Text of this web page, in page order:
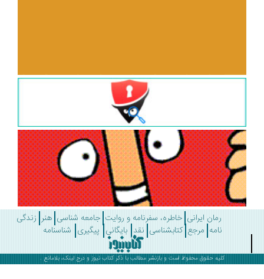
رمان ایرانی خاطره، سفرنامه و روایت جامعه شناسی هنر زندگی
مرجع کتابشناسی نقد بایگانی پیگیری شناسنامه
کلیه حقوق محفوظ است و بازنشر مطالب با ذکرکتاب نیوز و درج لینک، بلامانع .